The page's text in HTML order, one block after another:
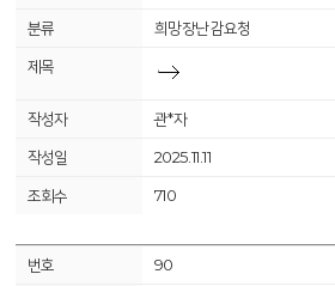
희망장난감요청
관*자
2025.11.11
710
90